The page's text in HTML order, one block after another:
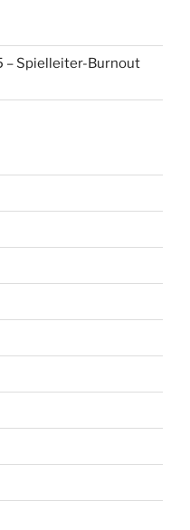
– Spielleiter-Burnout